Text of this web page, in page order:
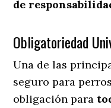
de
Obligatoriedad
Una de las
seguro para
obligación para